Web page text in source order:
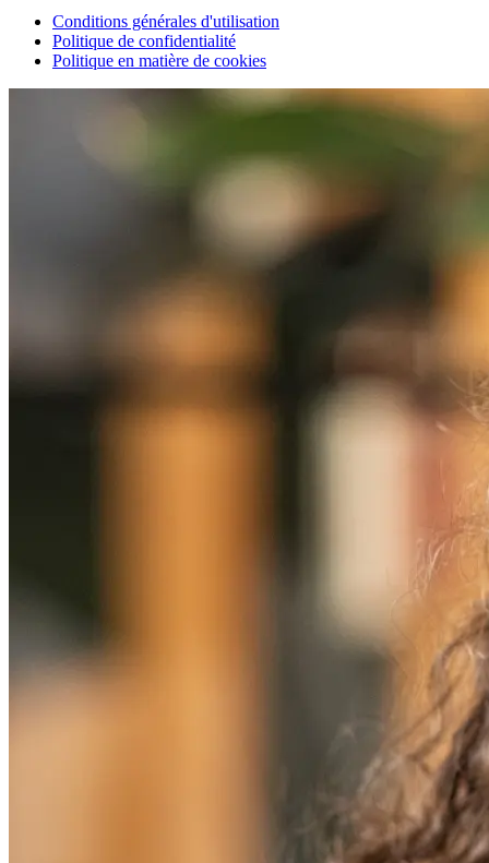
Conditions générales d'utilisation
Politique de confidentialité
Politique en matière de cookies